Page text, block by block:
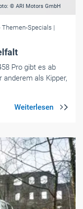
© ARI Motors GmbH
Themen-Specials |
Pro gibt es ab
als Kipper,